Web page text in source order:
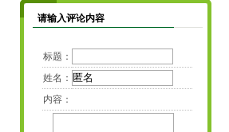
请输入评论内容
标题：
姓名：
内容：